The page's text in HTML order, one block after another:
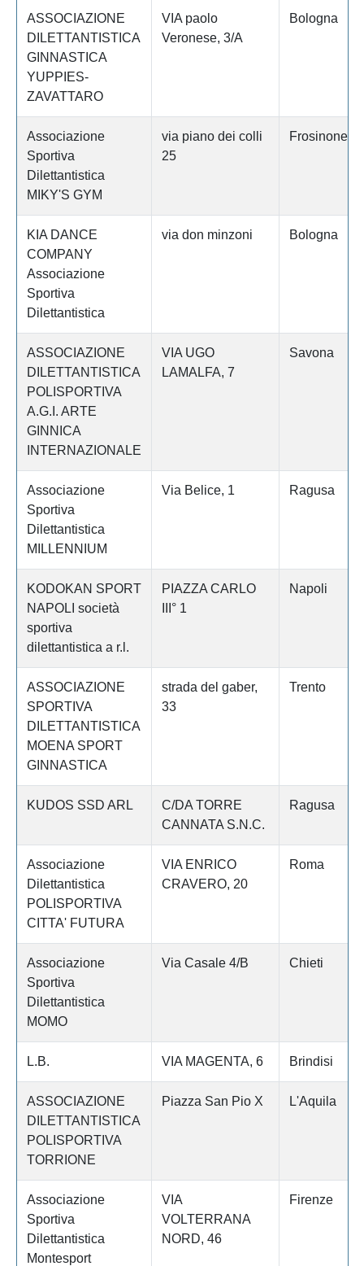
ASSOCIAZIONE
DILETTANTISTICA
GINNASTICA
YUPPIES-
ZAVATTARO
VIA paolo
Veronese, 3/A
Bologna
Associazione
Sportiva
Dilettantistica
MIKY'S GYM
via piano dei colli
25
Frosinone
KIA DANCE
COMPANY
Associazione
Sportiva
Dilettantistica
via don minzoni Bologna
ASSOCIAZIONE
DILETTANTISTICA
POLISPORTIVA
A.G.I. ARTE
GINNICA
INTERNAZIONALE
VIA UGO
LAMALFA, 7
Savona
Associazione
Sportiva
Dilettantistica
MILLENNIUM
Via Belice, 1 Ragusa
KODOKAN SPORT
NAPOLI società
sportiva
dilettantistica a r.l.
PIAZZA CARLO
III° 1
Napoli
ASSOCIAZIONE
SPORTIVA
DILETTANTISTICA
MOENA SPORT
GINNASTICA
strada del gaber,
33
Trento
KUDOS SSD ARL
C/DA TORRE
CANNATA S.N.C.
Ragusa
Associazione
Dilettantistica
POLISPORTIVA
CITTA' FUTURA
VIA ENRICO
CRAVERO, 20
Roma
Associazione
Sportiva
Dilettantistica
MOMO
Via Casale 4/B Chieti
L.B. VIA MAGENTA, 6 Brindisi
ASSOCIAZIONE
DILETTANTISTICA
POLISPORTIVA
TORRIONE
Piazza San Pio X L'Aquila
Associazione
Sportiva
Dilettantistica
Montesport
VIA
VOLTERRANA
NORD, 46
Firenze